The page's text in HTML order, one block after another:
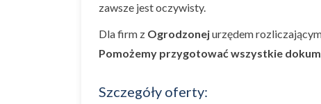
zawsze jest oczywisty.
Dla firm z Ogrodzonejurzędem
Pomożemy przygotować wszystkie
Szczegóły oferty: